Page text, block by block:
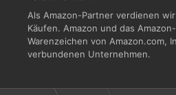
Als Amazon-Partner verdienen
Käufen. Amazon und das
Warenzeichen von Amazon.com,
verbundenen Unternehmen.